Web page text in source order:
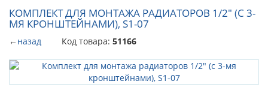
КОМПЛЕКТ ДЛЯ МОНТАЖА РАДИАТОРОВ 1/2" (С 3-
МЯ КРОНШТЕЙНАМИ), S1-07
←назад Код товара: 51166